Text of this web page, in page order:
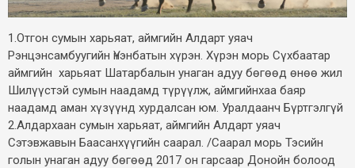
1.Отгон сумын харьяат, аймгийн Алдарт уяач
Рэнцэнсамбуугийн Үнэнбатын хүрэн. Хүрэн морь Сүхбаатар
аймгийн харьяат Шатарбалын унаган адуу бөгөөд өнөө жил
Шилүүстэй сумын наадамд түрүүлж, аймгийнхаа баяр
наадамд аман хүзүүнд хурдалсан юм. Уралдаанч Бүртгэлгүй
2.Алдархаан сумын харьяат, аймгийн Алдарт уяач
Сэтэвжавын Баасанхүүгийн саарал. /Саарал морь Тэсийн
голын унаган адуу бөгөөд 2017 он гарсаар Донойн болоод